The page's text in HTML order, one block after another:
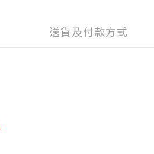
送貨及付款方式